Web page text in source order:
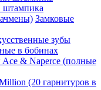
штампика
Замковые
зубы
в бобинах
Ace & Naperce (полные
(20 гарнитуров в